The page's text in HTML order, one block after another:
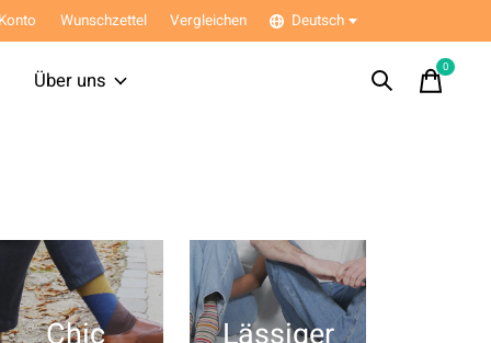
Wunschzettel Vergleichen Deutsch
Über uns
0items